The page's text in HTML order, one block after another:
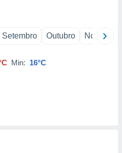
Setembro Outubro Novembro
Min: 16°C